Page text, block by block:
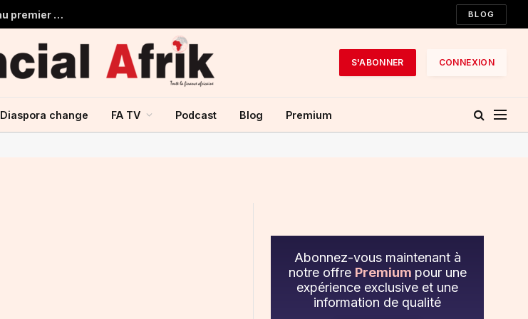
Les banques marocaines consolident leur croissance au premier semestre 2026 BLOG
S'ABONNER CONNEXION
Diaspora change FA TV Podcast Blog Premium
Abonnez-vous maintenant à
notre offre Premium pour une
expérience exclusive et une
information de qualité